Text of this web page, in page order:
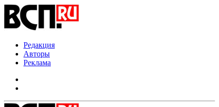
Редакция
Авторы
Реклама